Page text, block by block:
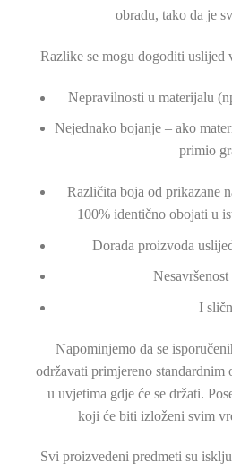
obradu, tako da je
Razlike se mogu dogoditi uslijed
Nepravilnosti u materijalu
Nejednako bojanje – ako
primio
Različita boja od prikazane
100% identično obojati u
Dorada proizvoda
I
Napominjemo da se
održavati primjereno standardnim
u uvjetima gdje će se držati.
koji će biti izloženi svim
Svi proizvedeni predmeti su